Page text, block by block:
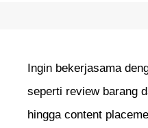
Ingin bekerjasama
seperti review barang
hingga content